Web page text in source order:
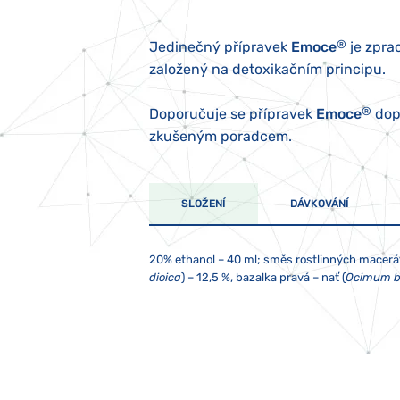
Jedinečný přípravek Emoce® je
založený na detoxikačním principu.
Doporučuje se přípravek Emoce®
zkušeným poradcem.
SLOŽENÍ DÁVKOVÁNÍ
20% ethanol – 40 ml; směs rostlinných
dioica) – 12,5 %, bazalka pravá – nať (Ocimum